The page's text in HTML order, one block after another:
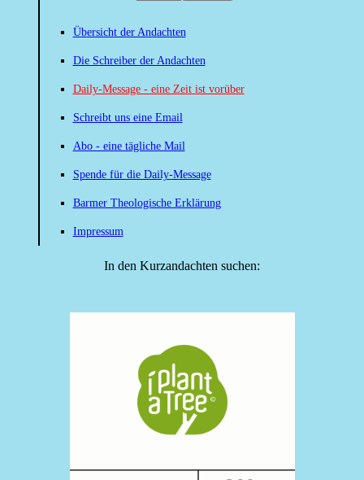
Übersicht der Andachten
Die Schreiber der Andachten
Daily-Message - eine Zeit ist vorüber
Schreibt uns eine Email
Abo - eine tägliche Mail
Spende für die Daily-Message
Barmer Theologische Erklärung
Impressum
In den Kurzandachten suchen: